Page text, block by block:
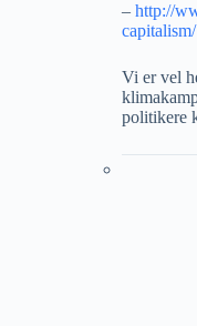
– http://
capitalism/
Vi er vel
politikere